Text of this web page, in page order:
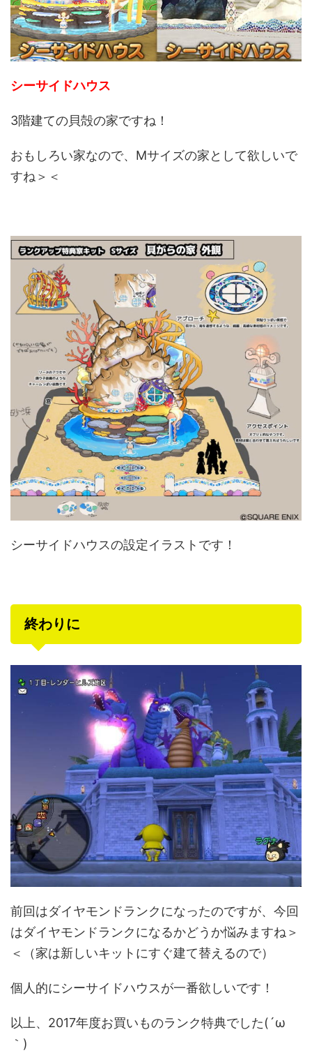
シーサイドハウス
3階建ての貝殻の家ですね！
おもしろい家なので、Mサイズの家として欲しいで
すね＞＜
シーサイドハウスの設定イラストです！
終わりに
前回はダイヤモンドランクになったのですが、今回
はダイヤモンドランクになるかどうか悩みますね＞
＜（家は新しいキットにすぐ建て替えるので）
個人的にシーサイドハウスが一番欲しいです！
以上、2017年度お買いものランク特典でした(´ω
｀)